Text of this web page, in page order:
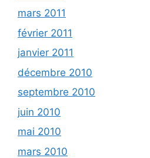
mars 2011
février 2011
janvier 2011
décembre 2010
septembre 2010
juin 2010
mai 2010
mars 2010